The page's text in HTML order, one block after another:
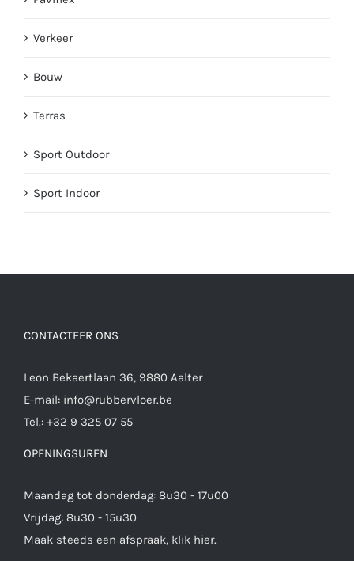
Verkeer
Bouw
Terras
Sport Outdoor
Sport Indoor
CONTACTEER ONS
Leon Bekaertlaan 36, 9880 Aalter
E-mail: info@rubbervloer.be
Tel.: +32 9 325 07 55
OPENINGSUREN
Maandag tot donderdag: 8u30 - 17u00
Vrijdag: 8u30 - 15u30
Maak steeds een afspraak, klik hier.